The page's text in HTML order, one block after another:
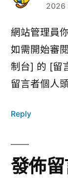
表
示:
2026
網站管理員
如需開始審
制台] 的 [留
留言者個人
Reply
發佈